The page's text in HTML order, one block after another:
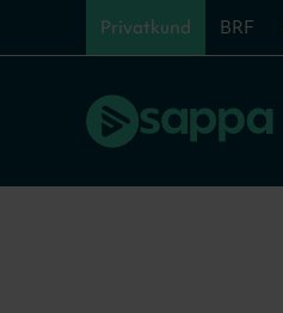
Privatkund BRF